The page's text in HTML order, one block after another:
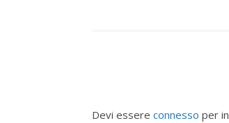
Devi essere connesso per